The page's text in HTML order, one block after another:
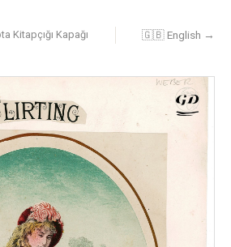
Kitapçığı Kapağı 🇬🇧 English →